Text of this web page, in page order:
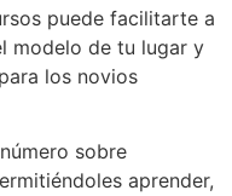
puede facilitarte a
modelo de tu lugar y
los novios
sobre
aprender,